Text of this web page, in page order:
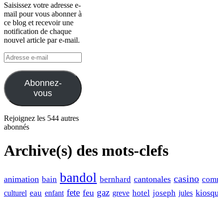
Saisissez votre adresse e-
mail pour vous abonner à
ce blog et recevoir une
notification de chaque
nouvel article par e-mail.
Adresse
e-
mail
Abonnez-
vous
Rejoignez les 544 autres
abonnés
Archive(s) des mots-clefs
animation bain bandol bernhard cantonales casino
culturel eau enfant fete feu gaz greve hotel joseph jules